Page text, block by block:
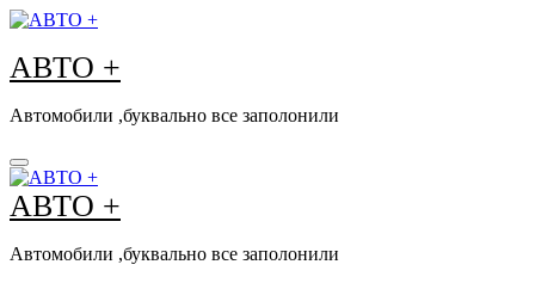
Перейти
содержимому
АВТО +
Автомобили ,буквально все заполонили
АВТО +
Автомобили ,буквально все заполонили